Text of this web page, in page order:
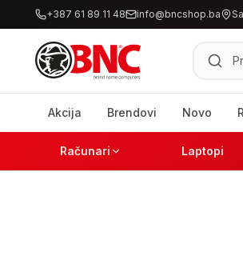
+387 61 89 11 48 info@bncshop.ba
Akcija Brendovi Novo
Računari Laptopi